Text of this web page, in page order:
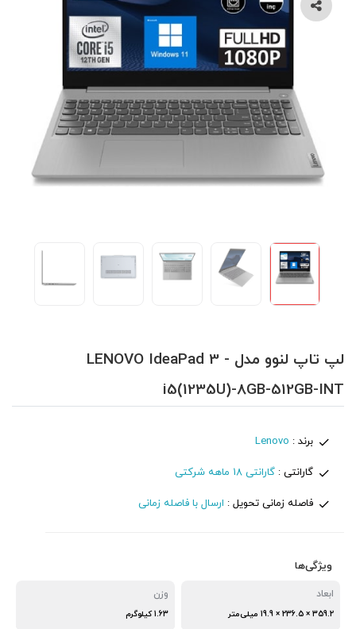
لپ تاپ لنوو مدل LENOVO IdeaPad 3 -
i5(1235U)-8GB-512GB-INT
برند : Lenovo
گارانتی :گارانتی 18 ماهه شرکتی
فاصله زمانی تحویل : ارسال با فاصله زمانی
ویژگی‌ها
ابعاد
359.2 × 236.5 × 19.9 میلی‌متر
وزن
1.63 کیلوگرم